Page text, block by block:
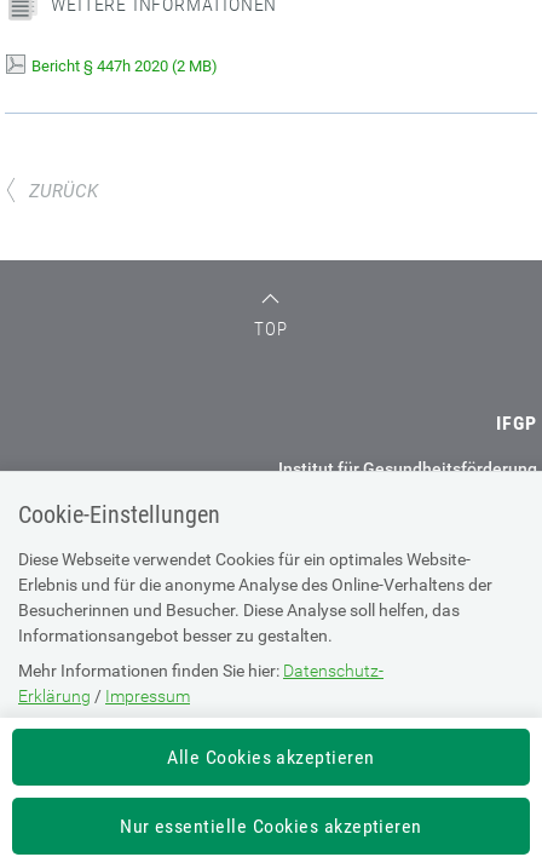
Cookie-Einstellungen
Diese Webseite verwendet Cookies für ein optimales Website-
Erlebnis und für die anonyme Analyse des Online-Verhaltens der
Besucherinnen und Besucher. Diese Analyse soll helfen, das
Informationsangebot besser zu gestalten.
Mehr Informationen finden Sie hier: Datenschutz-
Erklärung / Impressum
Die Einstellung können Sie jederzeit auf der Seite "Datenschutz-
Alle Cookies akzeptieren
Nur essentielle Cookies akzeptieren
Bericht § 447h 2020 (2 MB)
ZURÜCK
TOP
IFGP
Institut für Gesundheitsförderung
8044 Graz
+43 (0) 50 2350 37900
office@ifgp.at
Impressum
Barrierefreiheitserklärung
Datenschutz
AGBs